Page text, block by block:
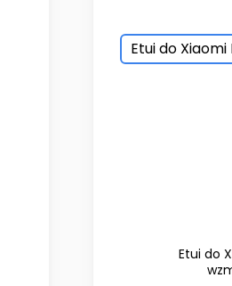
Etui do Xiaomi
Etui do